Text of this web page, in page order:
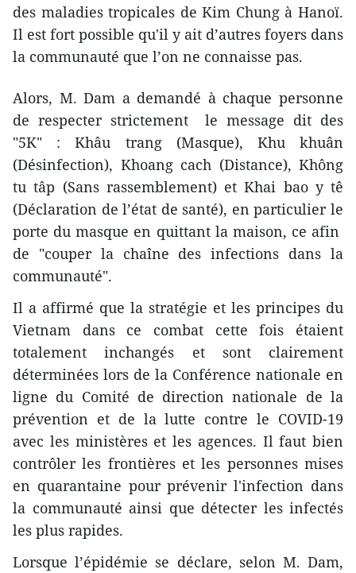
des maladies tropicales de Kim Chung à Hanoï.
Il est fort possible qu'il y ait d’autres foyers dans
la communauté que l’on ne connaisse pas.
Alors, M. Dam a demandé à chaque personne
de respecter strictement le message dit des
"5K" : Khâu trang (Masque), Khu khuân
(Désinfection), Khoang cach (Distance), Không
tu tâp (Sans rassemblement) et Khai bao y tê
(Déclaration de l’état de santé), en particulier le
porte du masque en quittant la maison, ce afin
de "couper la chaîne des infections dans la
communauté".
Il a affirmé que la stratégie et les principes du
Vietnam dans ce combat cette fois étaient
totalement inchangés et sont clairement
déterminées lors de la Conférence nationale en
ligne du Comité de direction nationale de la
prévention et de la lutte contre le COVID-19
avec les ministères et les agences. Il faut bien
contrôler les frontières et les personnes mises
en quarantaine pour prévenir l'infection dans
la communauté ainsi que détecter les infectés
les plus rapides.
Lorsque l’épidémie se déclare, selon M. Dam,